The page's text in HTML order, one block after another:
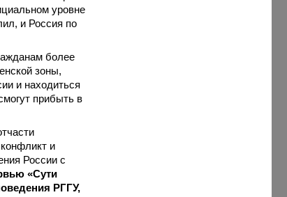
уровне
и Россия по
более
зоны,
и находиться
прибыть в
и
России с
«Сути
РГГУ,